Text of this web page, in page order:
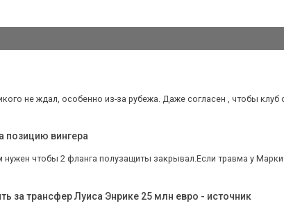
не ждал, особенно из-за рубежа. Даже согласен , чтобы клуб
позицию вингера
нужен чтобы 2 фланга полузащиты закрывал.Если травма у
за трансфер Луиса Энрике 25 млн евро - источник